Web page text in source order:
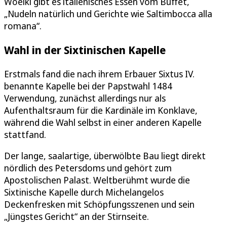
„Nudeln natürlich und Gerichte wie Saltimbocca alla
romana“.
Wahl in der Sixtinischen Kapelle
Erstmals fand die nach ihrem Erbauer Sixtus IV.
benannte Kapelle bei der Papstwahl 1484
Verwendung, zunächst allerdings nur als
Aufenthaltsraum für die Kardinäle im Konklave,
während die Wahl selbst in einer anderen Kapelle
stattfand.
Der lange, saalartige, überwölbte Bau liegt direkt
nördlich des Petersdoms und gehört zum
Apostolischen Palast. Weltberühmt wurde die
Sixtinische Kapelle durch Michelangelos
Deckenfresken mit Schöpfungsszenen und sein
„Jüngstes Gericht“ an der Stirnseite.